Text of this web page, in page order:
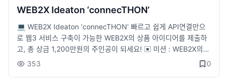
비스를 구축하고, 빠르게 시장에 진출 수 있는 기회를 놓치지 마세
전 등록 https://bylineplus.com/archives/webinar/45968 ㅣ
세션 세션 1. 웹2서비스의 웹3 진입을 용이하게 해주는 기술 | 박
상현 리더 세션 2. 웹3 서비스의 사용자친화적 UI/UX를 가능케하
는 기술 | 조현기 프로 세션 3. 웹3 개발 및 인프라 구축없이 연결
WEB2X Ideaton ‘connecTHON’
💻 WEB2X Ideaton ‘connecTHON’ 빠르고 쉽게 API연결만으
로 웹3 서비스 구축이 가능한 WEB2X의 상품 아이디어를 제출하
고, 총 상금 1,200만원의 주인공이 되세요! ▣ 미션 : WEB2X의
새로운 상품 아이디어의 기획안 제출(WEB2X 상품 보러가기) ▣
353 0